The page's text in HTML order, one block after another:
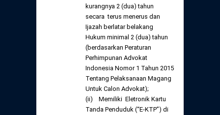
kurangnya 2 (dua) tahun
secara terus menerus dan
Ijazah berlatar belakang
Hukum minimal 2 (dua) tahun
(berdasarkan Peraturan
Perhimpunan Advokat
Indonesia Nomor 1 Tahun 2015
Tentang Pelaksanaan Magang
Untuk Calon Advokat);
(ii) Memiliki Eletronik Kartu
Tanda Penduduk (“E-KTP”) di